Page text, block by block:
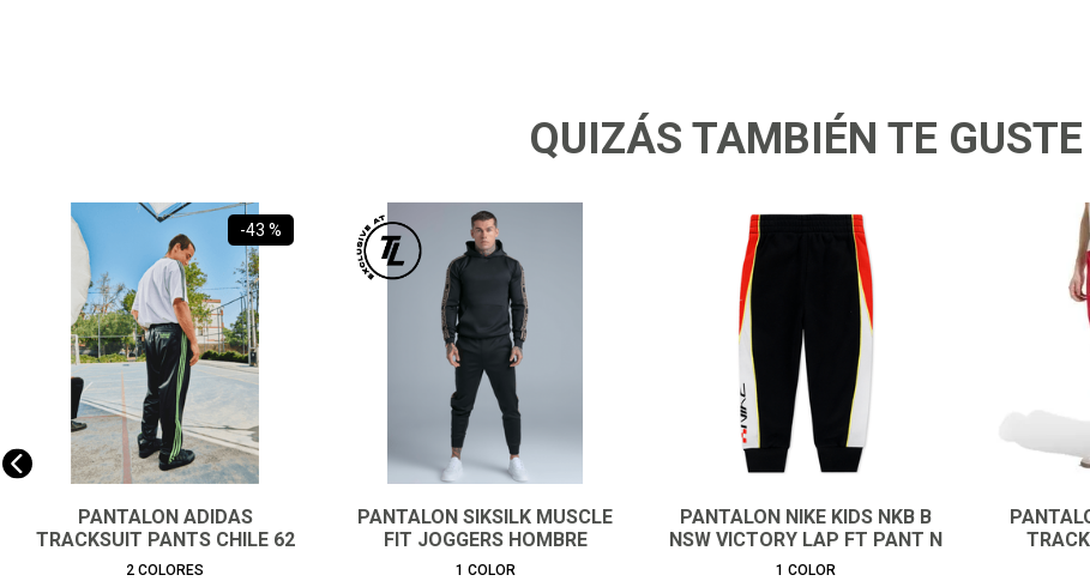
QUIZÁS TAMBIÉN TE GUSTE
-43 %
PANTALON ADIDAS
TRACKSUIT PANTS CHILE 62
HOMBRE
2 COLORES
PANTALON SIKSILK MUSCLE
FIT JOGGERS HOMBRE
1 COLOR
PANTALON NIKE KIDS NKB B
NSW VICTORY LAP FT PANT N
1 COLOR